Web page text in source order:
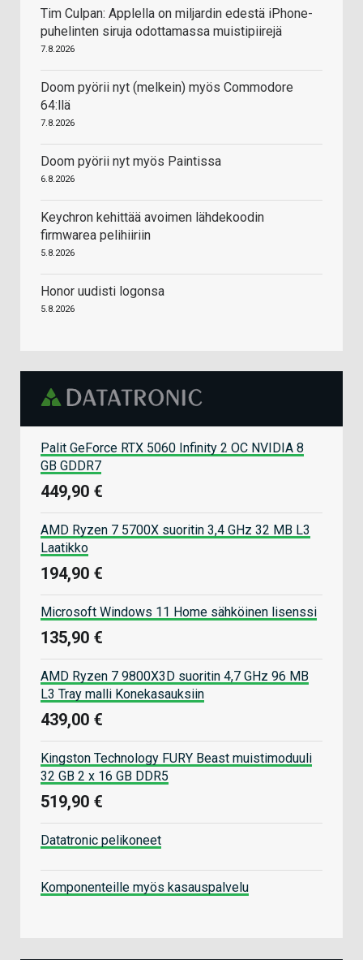
Tim Culpan: Applella on miljardin edestä iPhone-
puhelinten siruja odottamassa muistipiirejä
7.8.2026
Doom pyörii nyt (melkein) myös Commodore
64:llä
7.8.2026
Doom pyörii nyt myös Paintissa
6.8.2026
Keychron kehittää avoimen lähdekoodin
firmwarea pelihiiriin
5.8.2026
Honor uudisti logonsa
5.8.2026
Palit GeForce RTX 5060 Infinity 2 OC NVIDIA 8
GB GDDR7
449,90 €
AMD Ryzen 7 5700X suoritin 3,4 GHz 32 MB L3
Laatikko
194,90 €
Microsoft Windows 11 Home sähköinen lisenssi
135,90 €
AMD Ryzen 7 9800X3D suoritin 4,7 GHz 96 MB
L3 Tray malli Konekasauksiin
439,00 €
Kingston Technology FURY Beast muistimoduuli
32 GB 2 x 16 GB DDR5
519,90 €
Datatronic pelikoneet
Komponenteille myös kasauspalvelu